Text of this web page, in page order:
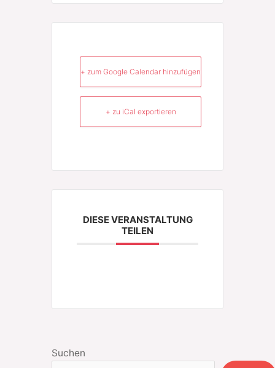
+ zum Google Calendar hinzufügen
+ zu iCal exportieren
DIESE VERANSTALTUNG
TEILEN
Suchen